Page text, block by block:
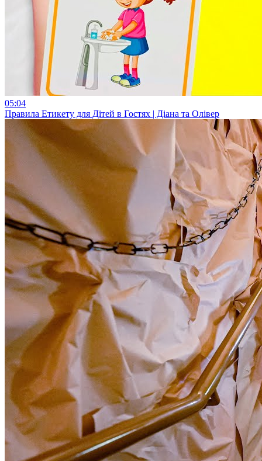
05:04
Правила Етикету для Дітей в Гостях | Діана та Олівер